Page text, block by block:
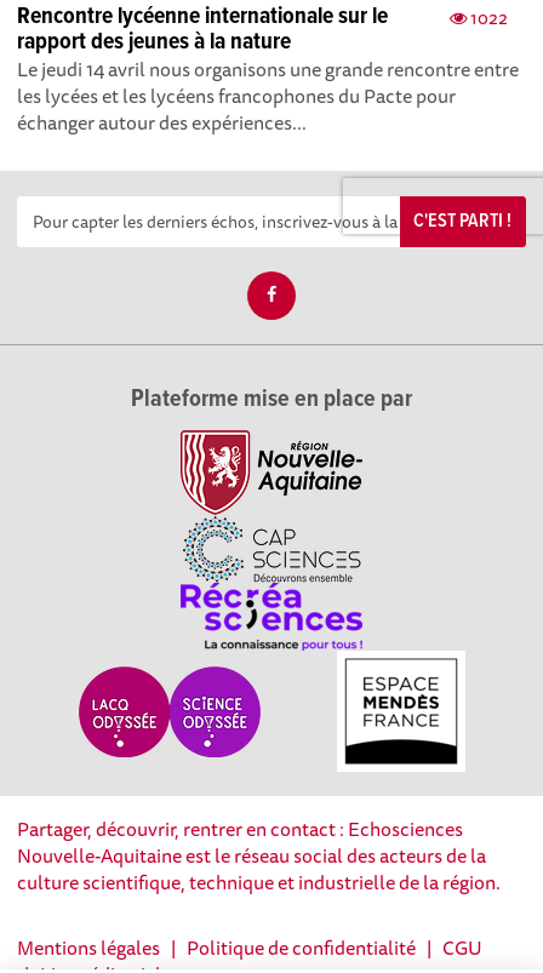
1022
Rencontre lycéenne internationale sur le
rapport des jeunes à la nature
Le jeudi 14 avril nous organisons une grande rencontre entre
les lycées et les lycéens francophones du Pacte pour
échanger autour des expériences...
C'EST PARTI !
Plateforme mise en place par
Partager, découvrir, rentrer en contact : Echosciences
Nouvelle-Aquitaine est le réseau social des acteurs de la
culture scientifique, technique et industrielle de la région.
Mentions légales | Politique de confidentialité | CGU